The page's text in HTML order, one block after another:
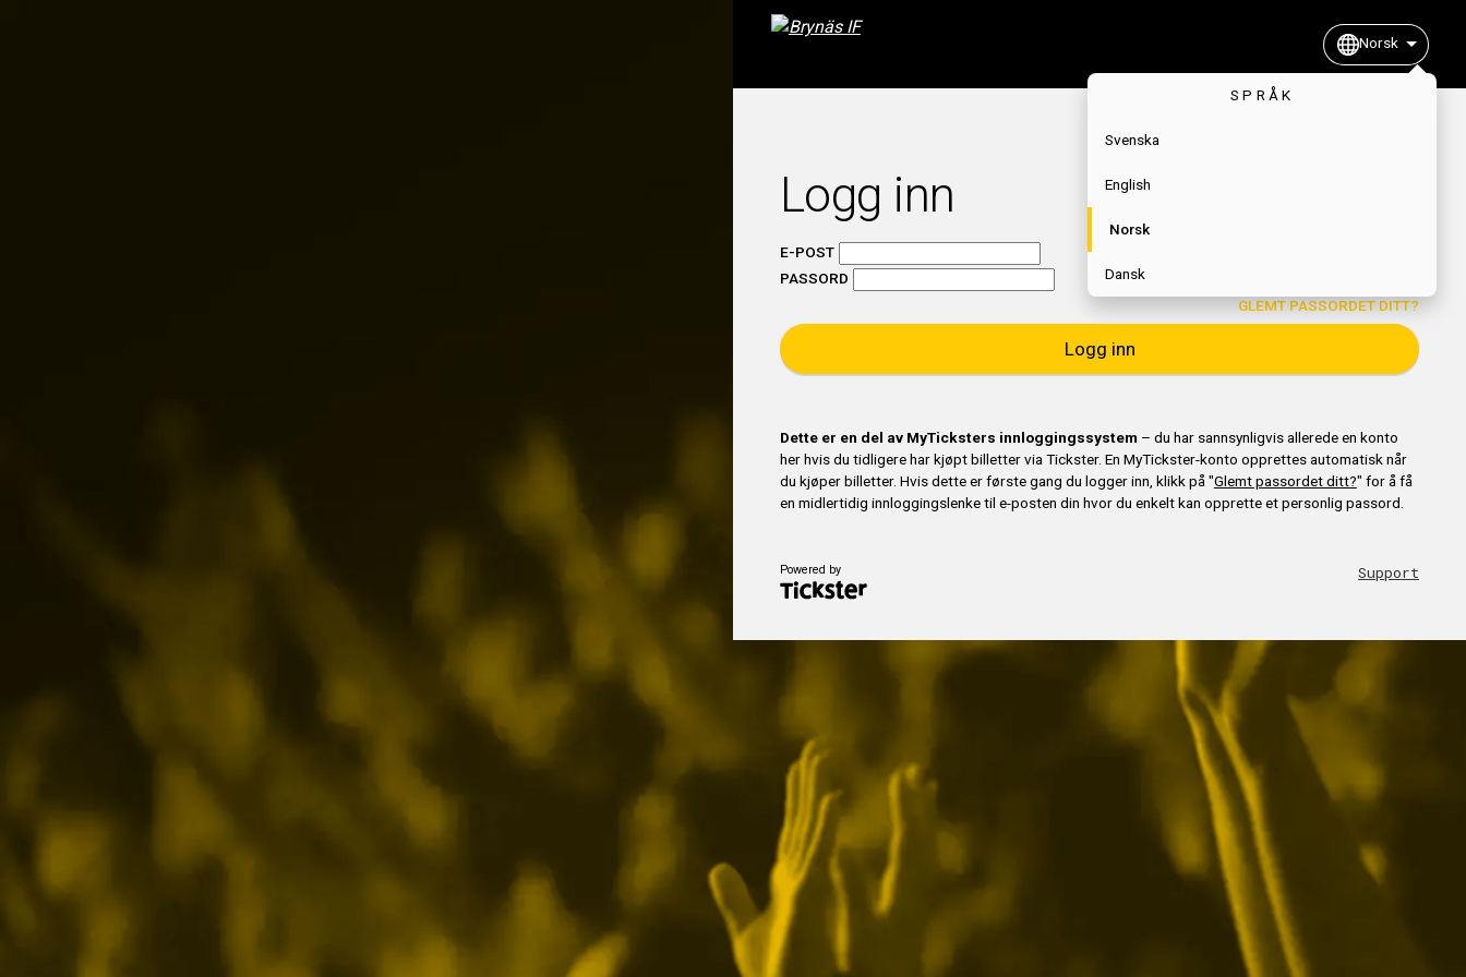
Norsk
SPRÅK
Svenska
English
Norsk
Dansk
Logg inn
E-POST
PASSORD
GLEMT PASSORDET DITT?
Logg inn
Dette er en del av MyTicksters innloggingssystem – du har sannsynligvis allerede en konto
her hvis du tidligere har kjøpt billetter via Tickster. En MyTickster-konto opprettes automatisk når
du kjøper billetter. Hvis dette er første gang du logger inn, klikk på "Glemt passordet ditt?" for å få
en midlertidig innloggingslenke til e-posten din hvor du enkelt kan opprette et personlig passord.
Powered by Support